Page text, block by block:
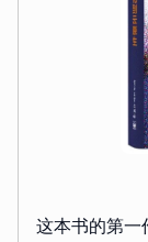
这本书的第一